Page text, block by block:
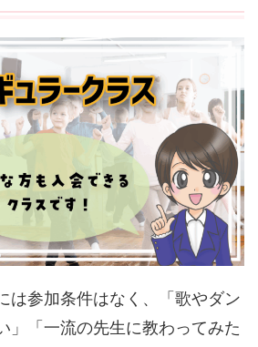
は参加条件はなく、「歌やダン
」「一流の先生に教わってみた